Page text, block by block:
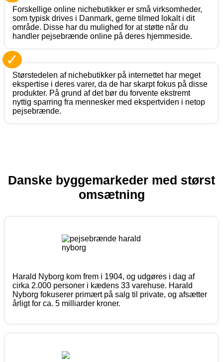
Forskellige online nichebutikker er små virksomheder,
som typisk drives i Danmark, gerne tilmed lokalt i dit
område. Disse har du mulighed for at støtte når du
handler pejsebrænde online på deres hjemmeside.
✓
Størstedelen af nichebutikker på internettet har meget
ekspertise i deres varer, da de har skarpt fokus på disse
produkter. På grund af det bør du forvente ekstremt
nyttig sparring fra mennesker med ekspertviden i netop
pejsebrænde.
Danske byggemarkeder med størst
omsætning
Harald Nyborg kom frem i 1904, og udgøres i dag af
cirka 2.000 personer i kædens 33 varehuse. Harald
Nyborg fokuserer primært på salg til private, og afsætter
årligt for ca. 5 milliarder kroner.